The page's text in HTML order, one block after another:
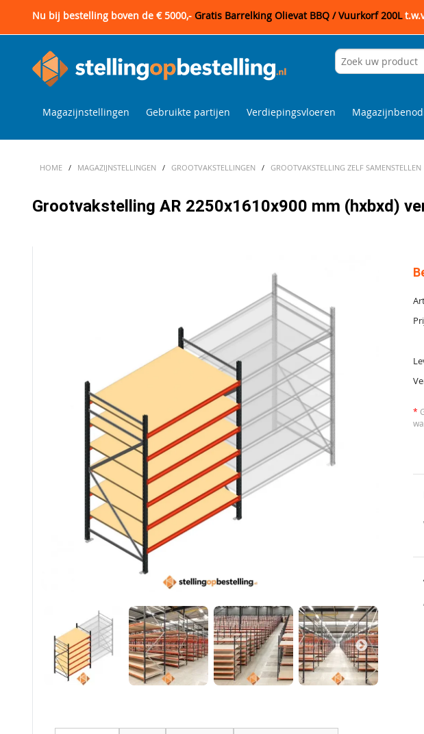
Nu bij bestelling boven de € 5000,- Gratis Barrelking Olievat BBQ / Vuurkorf 200L
Magazijnstellingen Gebruikte partijen Verdiepingsvloeren
HOME / MAGAZIJNSTELLINGEN / GROOTVAKSTELLINGEN / GROOTVAKSTELLING ZELF SAMENSTELLEN
Grootvakstelling AR 2250x1610x900 mm (hxbxd)
*